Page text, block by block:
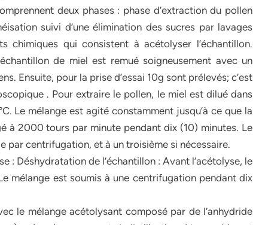
deux phases : phase d’extraction du pollen
suivi d’une élimination des sucres par lavages
chimiques qui consistent à acétolyser l’échantillon.
de miel est remué soigneusement avec un
Ensuite, pour la prise d’essai 10g sont prélevés; c’est
. Pour extraire le pollen, le miel est dilué dans
Le mélange est agité constamment jusqu’à ce que la
à 2000 tours par minute pendant dix (10) minutes. Le
par centrifugation, et à un troisième si nécessaire.
: Déshydratation de l’échantillon : Avant l’acétolyse, le
mélange est soumis à une centrifugation pendant dix
le mélange acétolysant composé par de l’anhydride